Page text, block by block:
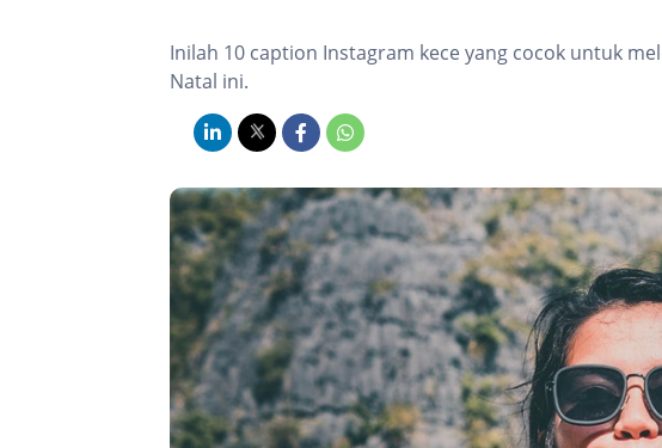
Inilah 10 caption Instagram kece yang cocok untuk
Natal ini.